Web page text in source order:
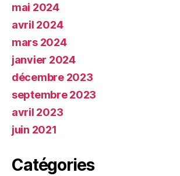
mai 2024
avril 2024
mars 2024
janvier 2024
décembre 2023
septembre 2023
avril 2023
juin 2021
Catégories